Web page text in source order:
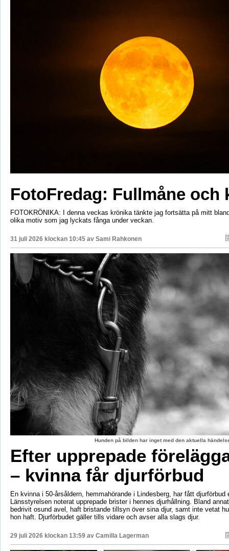
FotoFredag: Fullmåne och
FOTOKRÖNIKA: I denna veckas krönika tänkte jag fortsätta på mitt
olika motiv som jag lyckats fånga under veckan.
31 juli 2026 klockan 10:45 av Sami Rahkonen
Hunden på bilden har inget med den aktuella
Efter upprepade
– kvinna får djurförbud
En kvinna i 50-årsåldern, hemmahörande i Lindesberg, har fått djurförbud
Länsstyrelsen noterat upprepade brister i hennes djurhållning. Bland
bedrivit osund avel, haft bristande tillsyn över sina djur, samt inte vetat
hon haft. Djurförbudet gäller tills vidare och avser alla slags djur.
29 juli 2026 klockan 13:59 av Camilla Lagerman